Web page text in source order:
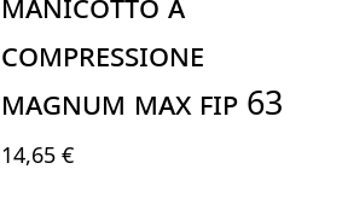
COMPRESSIONE
MAGNUM MAX FIP 63
14,65 €